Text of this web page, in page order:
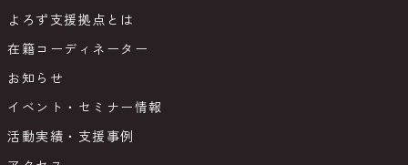
よろず支援拠点とは
在籍コーディネーター
お知らせ
イベント・セミナー情報
活動実績・支援事例